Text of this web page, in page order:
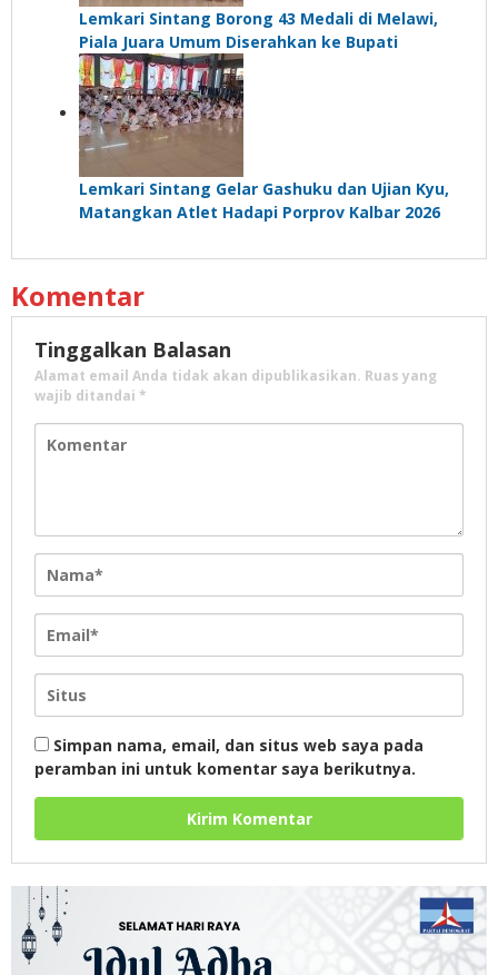
Lemkari Sintang Borong 43 Medali di Melawi,
Piala Juara Umum Diserahkan ke Bupati
Lemkari Sintang Gelar Gashuku dan Ujian Kyu,
Matangkan Atlet Hadapi Porprov Kalbar 2026
Komentar
Tinggalkan Balasan
Alamat email Anda tidak akan dipublikasikan. Ruas yang
wajib ditandai *
Simpan nama, email, dan situs web saya pada
peramban ini untuk komentar saya berikutnya.